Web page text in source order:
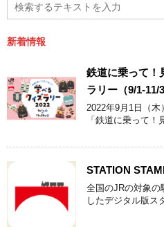
新着情報
鉄道に乗って！
ラリー（9/1-11/
2022年9月1日（木
「鉄道に乗って！
STATION
全国のJRの対象の
したデジタル版ス